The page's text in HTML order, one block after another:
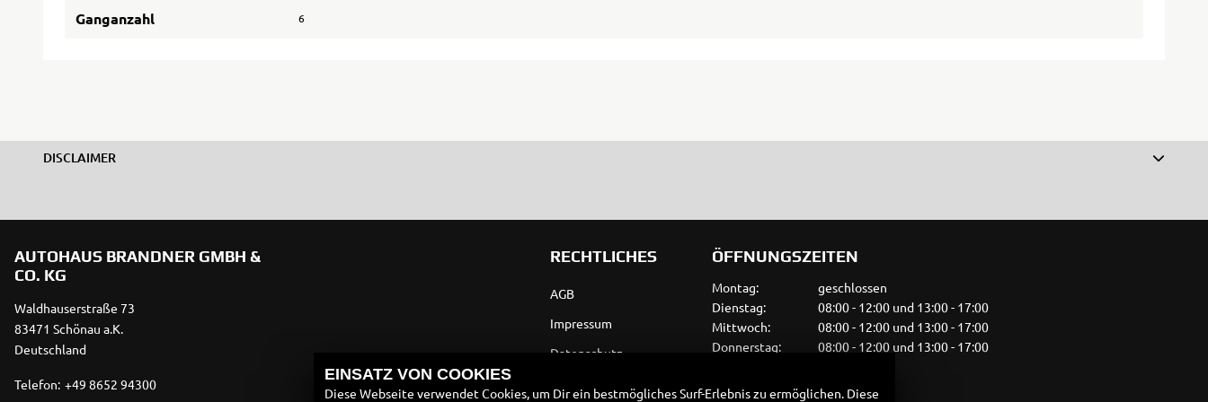
Ganganzahl 6
DISCLAIMER
AUTOHAUS BRANDNER GMBH &
CO. KG
Waldhauserstraße 73
83471 Schönau a.K.
Deutschland
Telefon: +49 8652 94300
RECHTLICHES
AGB
Impressum
Datenschutz
ÖFFNUNGSZEITEN
Montag:
geschlossen
Dienstag:
08:00 - 12:00 und 13:00 - 17:00
Mittwoch:
08:00 - 12:00 und 13:00 - 17:00
Donnerstag:
08:00 - 12:00 und 13:00 - 17:00
Samstag:
geschlossen
EINSATZ VON COOKIES
Diese Webseite verwendet Cookies, um Dir ein bestmögliches Surf-Erlebnis zu ermöglichen. Diese